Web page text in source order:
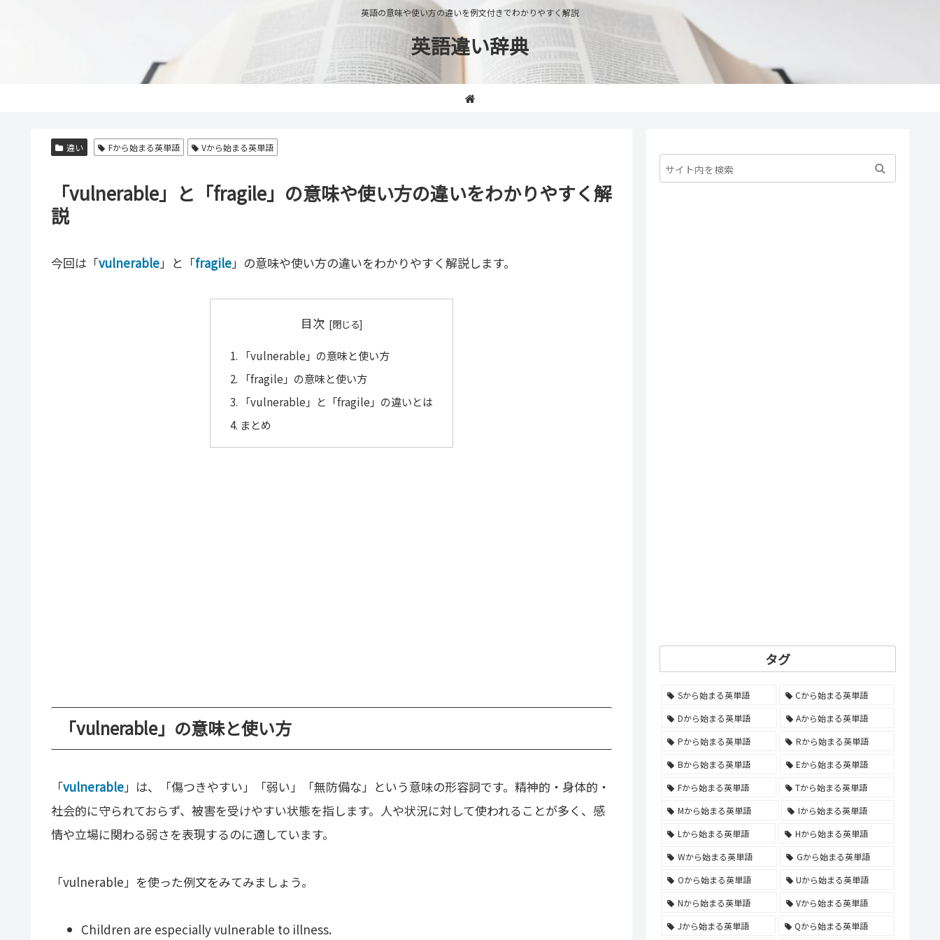
英語の意味や使い方の違いを例文付きでわかりやすく解説
英語違い辞典
違い Fから始まる英単語 Vから始まる英単語
「vulnerable」と「fragile」の意味や使い方の違いをわかりやすく解
説
今回は「vulnerable」と「fragile」の意味や使い方の違いをわかりやすく解説します。
目次
「vulnerable」の意味と使い方
「fragile」の意味と使い方
「vulnerable」と「fragile」の違いとは
まとめ
「vulnerable」の意味と使い方
「vulnerable」は、「傷つきやすい」「弱い」「無防備な」という意味の形容詞です。精神的・身体的・
社会的に守られておらず、被害を受けやすい状態を指します。人や状況に対して使われることが多く、感
情や立場に関わる弱さを表現するのに適しています。
「vulnerable」を使った例文をみてみましょう。
Children are especially vulnerable to illness.
タグ
Sから始まる英単語
Cから始まる英単語
Dから始まる英単語
Aから始まる英単語
Pから始まる英単語
Rから始まる英単語
Bから始まる英単語
Eから始まる英単語
Fから始まる英単語
Tから始まる英単語
Mから始まる英単語
Iから始まる英単語
Lから始まる英単語
Hから始まる英単語
Wから始まる英単語
Gから始まる英単語
Oから始まる英単語
Uから始まる英単語
Nから始まる英単語
Vから始まる英単語
Jから始まる英単語
Qから始まる英単語